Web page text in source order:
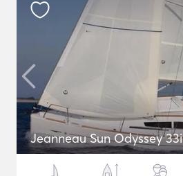
Jeanneau Sun Odyssey 33i